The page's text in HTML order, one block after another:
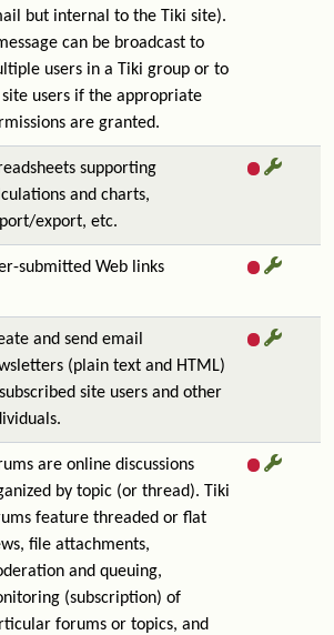
but internal to the Tiki site).
can be broadcast to
users in a Tiki group or to
users if the appropriate
are granted.
supporting
and charts,
export, etc.
submitted Web links
and send email
(plain text and HTML)
site users and other
are online discussions
by topic (or thread). Tiki
feature threaded or flat
file attachments,
and queuing,
(subscription) of
forums or topics, and